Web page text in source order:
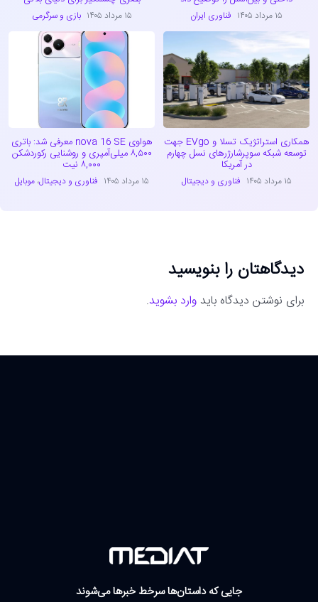
۱۵ مرداد ۱۴۰۵ فناوری ایران ۱۵ مرداد ۱۴۰۵ بازی و سرگرمی
همکاری استراتژیک تسلا و EVgo جهت
توسعه شبکه سوپرشارژرهای نسل چهارم
در آمریکا
۱۵ مرداد ۱۴۰۵ فناوری و دیجیتال
هواوی nova 16 SE معرفی شد: باتری
۸,۵۰۰ میلی‌آمپری و روشنایی رکوردشکن
۸,۰۰۰ نیت
۱۵ مرداد ۱۴۰۵ فناوری و دیجیتال،موبایل
دیدگاهتان را بنویسید
برای نوشتن دیدگاه باید وارد بشوید.
جایی که داستان‌ها سرخط خبرها می‌شوند